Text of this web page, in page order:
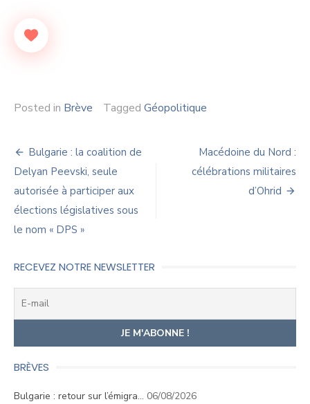
Posted in Brève Tagged Géopolitique
Navigation
de
l’article
Bulgarie : la coalition de
Delyan Peevski, seule
autorisée à participer aux
élections législatives sous
le nom « DPS »
Macédoine du Nord :
célébrations militaires
d’Ohrid
RECEVEZ NOTRE NEWSLETTER
BRÈVES
Bulgarie : retour sur l’émigra… 06/08/2026